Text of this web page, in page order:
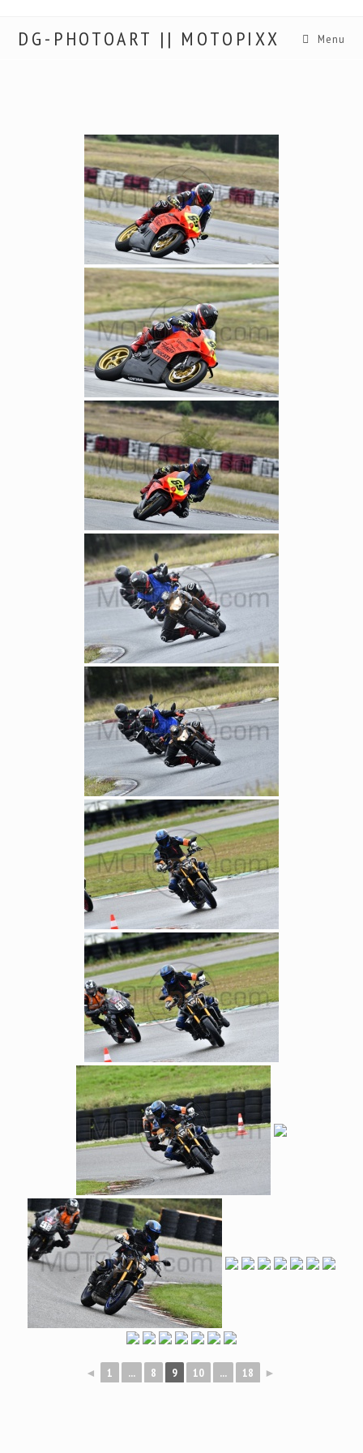
DG-PHOTOART || MOTOPIXX Menu
◄ 1 ... 8 9 10 ... 18 ►